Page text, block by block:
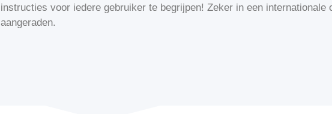
instructies voor iedere gebruiker te begrijpen! Zeker in een internationale
aangeraden.